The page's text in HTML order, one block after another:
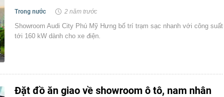
Trong nước 2 năm trước
Showroom Audi City Phú Mỹ Hưng bố trí trạm sạc nhanh với công suất
tới 160 kW dành cho xe điện.
Đặt đồ ăn giao về showroom ô tô, nam nhân